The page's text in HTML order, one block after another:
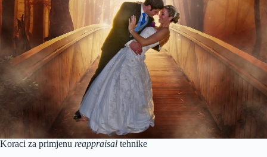
Koraci za primjenu reappraisal tehnike